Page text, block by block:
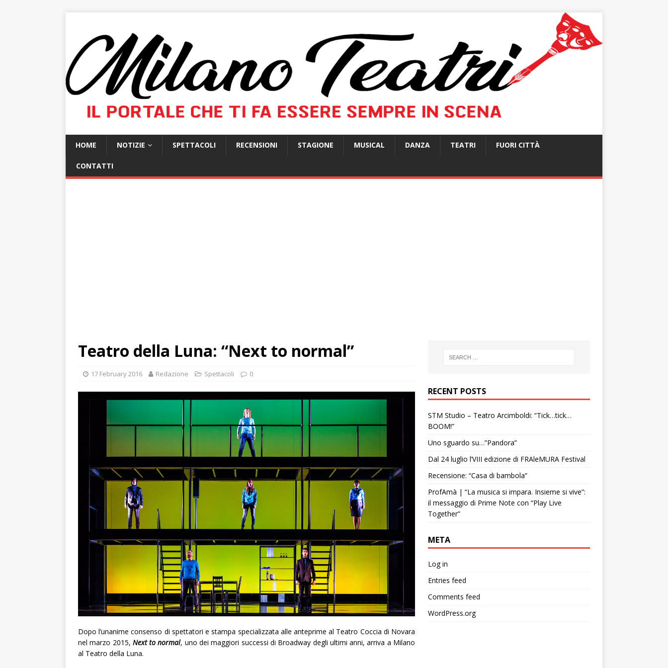
HOME NOTIZIE SPETTACOLI RECENSIONI STAGIONE MUSICAL DANZA TEATRI FUORI CITTÀ
CONTATTI
Teatro della Luna: “Next to normal”
17 February 2016 Redazione Spettacoli 0
Dopo l’unanime consenso di spettatori e stampa specializzata alle anteprime al Teatro Coccia di Novara
nel marzo 2015, Next to normal, uno dei maggiori successi di Broadway degli ultimi anni, arriva a Milano
al Teatro della Luna.
RECENT POSTS
STM Studio – Teatro Arcimboldi: “Tick…tick…
BOOM!”
Uno sguardo su…”Pandora”
Dal 24 luglio l’VIII edizione di FRAleMURA Festival
Recensione: “Casa di bambola”
ProfAmà | “La musica si impara. Insieme si vive”:
il messaggio di Prime Note con “Play Live
Together”
META
Log in
Entries feed
Comments feed
WordPress.org